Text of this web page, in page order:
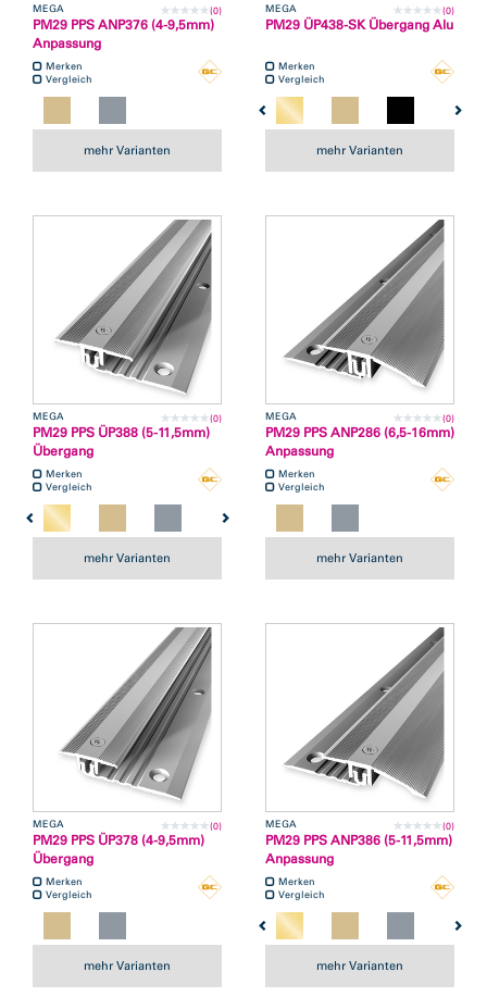
MEGA (0)
PM29 PPS ANP376 (4-9,5mm)
Anpassung
Merken
Vergleich
mehr Varianten
MEGA (0)
PM29 ÜP438-SK Übergang Alu
Merken
Vergleich
mehr Varianten
MEGA (0)
PM29 PPS ÜP388 (5-11,5mm)
Übergang
Merken
Vergleich
mehr Varianten
MEGA (0)
PM29 PPS ANP286 (6,5-16mm)
Anpassung
Merken
Vergleich
mehr Varianten
MEGA (0)
PM29 PPS ÜP378 (4-9,5mm)
Übergang
Merken
Vergleich
mehr Varianten
MEGA (0)
PM29 PPS ANP386 (5-11,5mm)
Anpassung
Merken
Vergleich
mehr Varianten